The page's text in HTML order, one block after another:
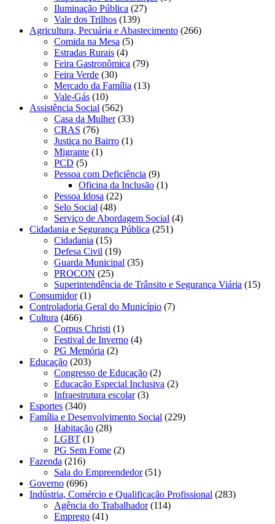
Iluminação Pública (27)
Vale dos Trilhos (139)
Agricultura, Pecuária e Abastecimento (266)
Comida na Mesa (5)
Estradas Rurais (4)
Feira Gastronômica (79)
Feira Verde (30)
Mercado da Família (13)
Vale-Gás (10)
Assistência Social (562)
Casa da Mulher(33)
CRAS (76)
Justiça no Bairro (1)
Migrante (1)
PCD (5)
Pessoa com Deficiência (9)
Oficina da Inclusão (1)
Pessoa Idosa (22)
Selo Social (48)
Serviço de Abordagem Social (4)
Cidadania e Segurança Pública (251)
Cidadania (15)
Defesa Civil (19)
Guarda Municipal (35)
PROCON (25)
Superintendência de Trânsito e Segurança Viária (15)
Consumidor(1)
Controladoria Geral do Município (7)
Cultura (466)
Corpus Christi (1)
Festival de Inverno (4)
PG Memória (2)
Educação (203)
Congresso de Educação (2)
Educação Especial Inclusiva (2)
Infraestrutura escolar(3)
Esportes (340)
Família e Desenvolvimento Social (229)
Habitação (28)
LGBT (1)
PG Sem Fome (2)
Fazenda (216)
Sala do Empreendedor(51)
Governo (696)
Indústria, Comércio e Qualificação Profissional (283)
Agência do Trabalhador(114)
Emprego (41)